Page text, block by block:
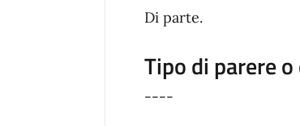
Di parte.
Tipo di parere
----